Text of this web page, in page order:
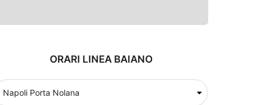
ORARI LINEA BAIANO